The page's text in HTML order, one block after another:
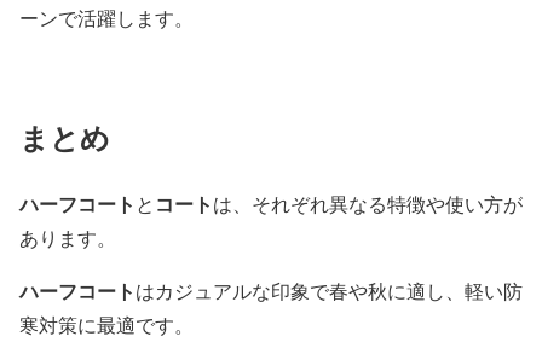
ーンで活躍します。
まとめ
ハーフコート と コートは、それぞれ異なる特徴や使い方が
あります。
ハーフコートはカジュアルな印象で春や秋に適し、軽い防
寒対策に最適です。